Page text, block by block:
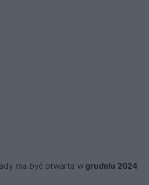
ma być otwarta w grudniu 2024